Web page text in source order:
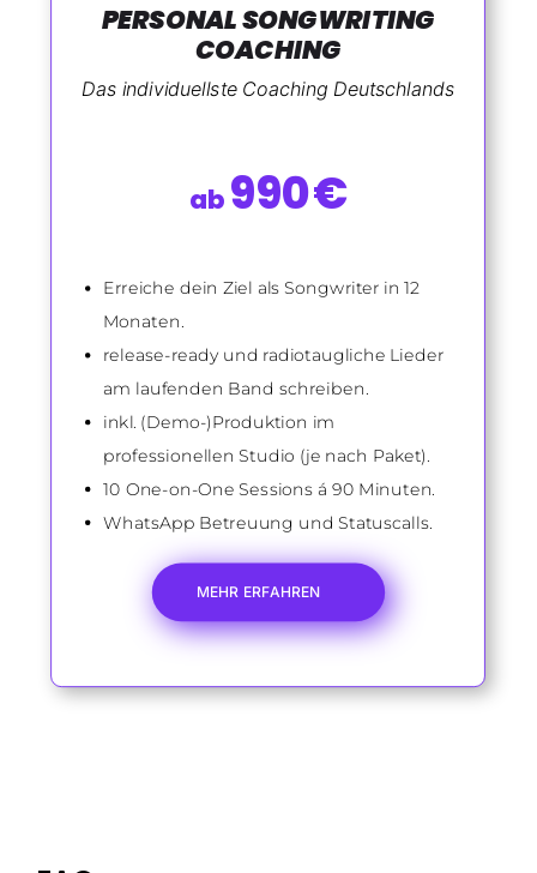
PERSONAL SONGWRITING
COACHING
Das individuellste Coaching Deutschlands
ab 990€
Erreiche dein Ziel als Songwriter in 12
Monaten.
release-ready und radiotaugliche Lieder
am laufenden Band schreiben.
inkl. (Demo-)Produktion im
professionellen Studio (je nach Paket).
10 One-on-One Sessions á 90 Minuten.
WhatsApp Betreuung und Statuscalls.
MEHR ERFAHREN